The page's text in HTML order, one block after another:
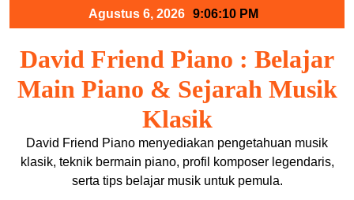
Agustus 6, 2026 9:06:10 PM
David Friend Piano : Belajar
Main Piano & Sejarah Musik
Klasik
David Friend Piano menyediakan pengetahuan musik
klasik, teknik bermain piano, profil komposer legendaris,
serta tips belajar musik untuk pemula.